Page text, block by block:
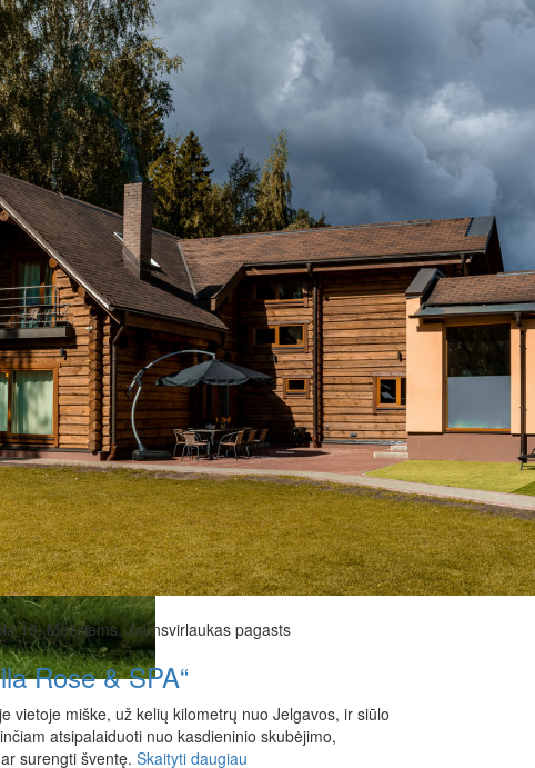
19, Mežciems, Jaunsvirlaukas pagasts
Rose & SPA“
vietoje miške, už kelių kilometrų nuo Jelgavos, ir siūlo
atsipalaiduoti nuo kasdieninio skubėjimo,
surengti šventę. Skaityti daugiau